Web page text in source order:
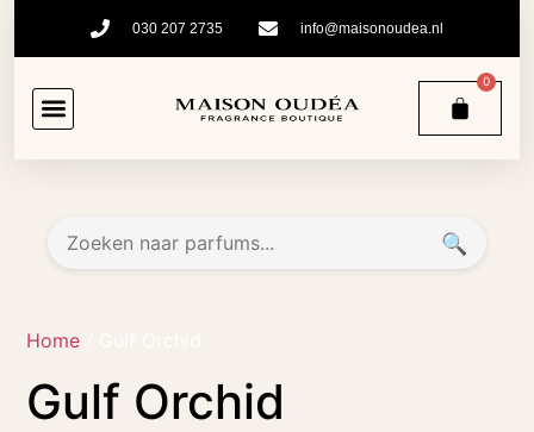
030 207 2735 info@maisonoudea.nl
0
🔍
Home
Gulf Orchid